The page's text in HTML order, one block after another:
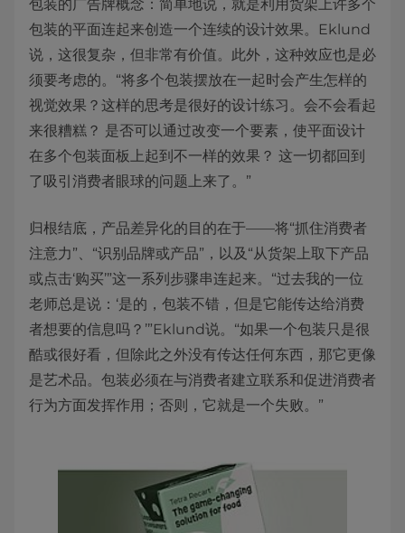
包装的广告牌概念：简单地说，就是利用货架上许多个
包装的平面连起来创造一个连续的设计效果。Eklund
说，这很复杂，但非常有价值。此外，这种效应也是必
须要考虑的。“将多个包装摆放在一起时会产生怎样的
视觉效果？这样的思考是很好的设计练习。会不会看起
来很糟糕？ 是否可以通过改变一个要素，使平面设计
在多个包装面板上起到不一样的效果？ 这一切都回到
了吸引消费者眼球的问题上来了。”
归根结底，产品差异化的目的在于——将“抓住消费者
注意力”、“识别品牌或产品”，以及“从货架上取下产品
或点击‘购买’”这一系列步骤串连起来。“过去我的一位
老师总是说：‘是的，包装不错，但是它能传达给消费
者想要的信息吗？’”Eklund说。“如果一个包装只是很
酷或很好看，但除此之外没有传达任何东西，那它更像
是艺术品。包装必须在与消费者建立联系和促进消费者
行为方面发挥作用；否则，它就是一个失败。”